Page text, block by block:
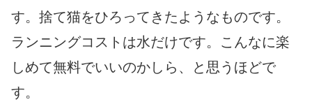
す。捨て猫をひろってきたようなものです。
ランニングコストは水だけです。こんなに楽
しめて無料でいいのかしら、と思うほどで
す。